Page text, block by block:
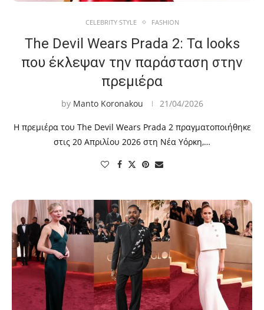
CELEBRITY STYLE FASHION
The Devil Wears Prada 2: Τα looks
που έκλεψαν την παράσταση στην
πρεμιέρα
by Manto Koronakou 21/04/2026
Η πρεμιέρα του The Devil Wears Prada 2 πραγματοποιήθηκε
στις 20 Απριλίου 2026 στη Νέα Υόρκη,…